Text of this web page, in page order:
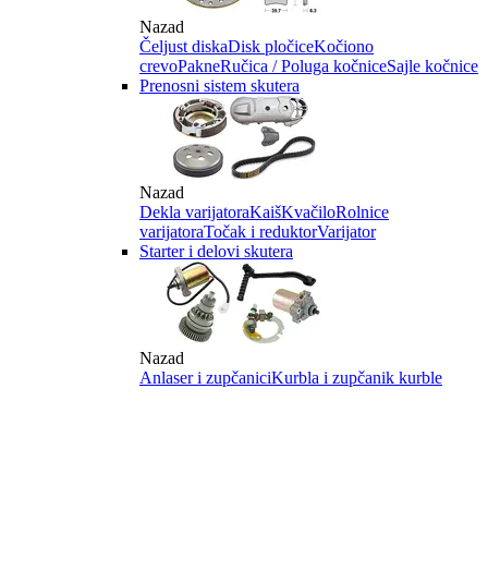
Nazad
Čeljust diskaDisk pločiceKočiono
crevoPakneRučica / Poluga kočniceSajle kočnice
Prenosni sistem skutera
Nazad
Dekla varijatoraKaišKvačiloRolnice
varijatoraTočak i reduktorVarijator
Starter i delovi skutera
Nazad
Anlaser i zupčaniciKurbla i zupčanik kurble